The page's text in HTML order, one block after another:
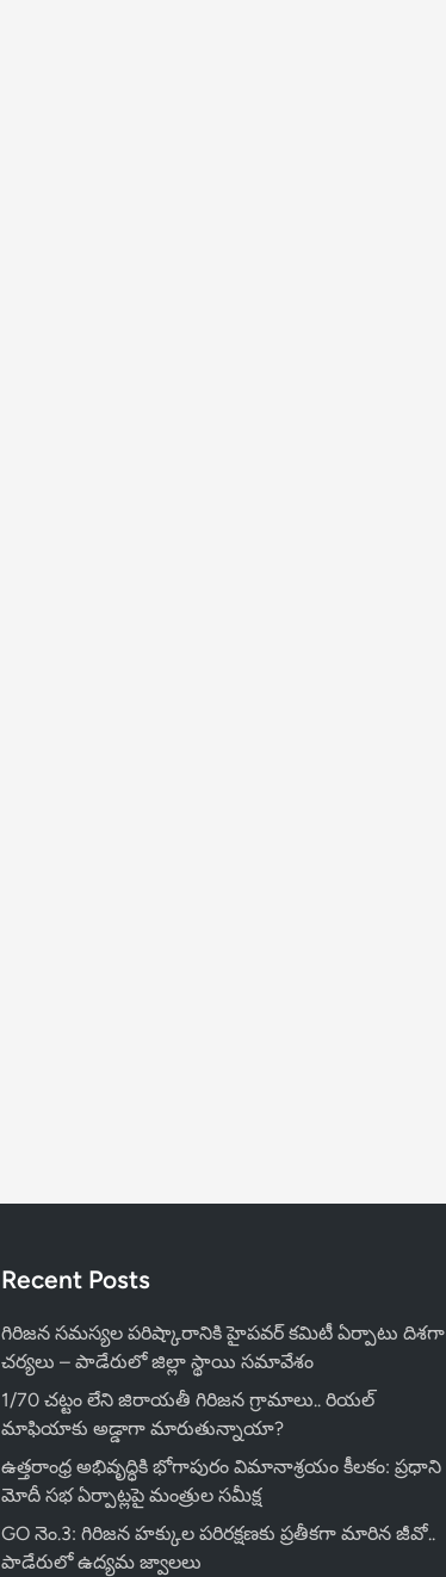
Recent Posts
గిరిజన సమస్యల పరిష్కారానికి హైపవర్ కమిటీ ఏర్పాటు దిశగా
చర్యలు – పాడేరులో జిల్లా స్థాయి సమావేశం
1/70 చట్టం లేని జిరాయతీ గిరిజన గ్రామాలు.. రియల్
మాఫియాకు అడ్డాగా మారుతున్నాయా?
ఉత్తరాంధ్ర అభివృద్ధికి భోగాపురం విమానాశ్రయం కీలకం: ప్రధాని
మోదీ సభ ఏర్పాట్లపై మంత్రుల సమీక్ష
GO నెం.3: గిరిజన హక్కుల పరిరక్షణకు ప్రతీకగా మారిన జీవో..
పాడేరులో ఉద్యమ జ్వాలలు